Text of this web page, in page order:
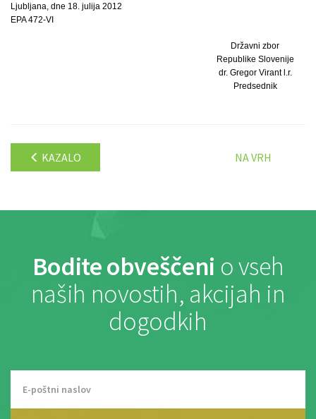
Ljubljana, dne 18. julija 2012
EPA 472-VI
Državni zbor
Republike Slovenije
dr. Gregor Virant l.r.
Predsednik
KAZALO NA VRH
Bodite obveščeni o vseh
naših novostih, akcijah in
dogodkih